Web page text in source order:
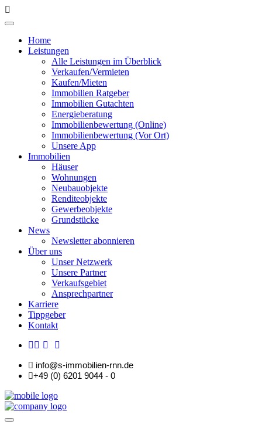
Home
Leistungen
Alle Leistungen im Überblick
Verkaufen/Vermieten
Kaufen/Mieten
Immobilien Ratgeber
Immobilien Gutachten
Energieberatung
Immobilienbewertung (Online)
Immobilienbewertung (Vor Ort)
Unsere App
Immobilien
Häuser
Wohnungen
Neubauobjekte
Renditeobjekte
Gewerbeobjekte
Grundstücke
News
Newsletter abonnieren
Über uns
Unser Netzwerk
Unsere Partner
Verkaufsgebiet
Ansprechpartner
Karriere
Tippgeber
Kontakt
info@s-immobilien-rnn.de
+49 (0) 6201 9044 - 0